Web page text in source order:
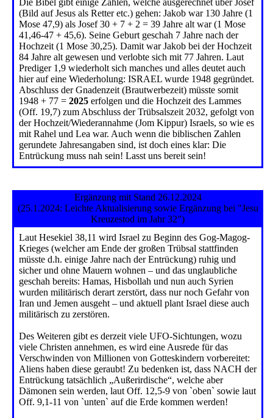
Die Bibel gibt einige Zahlen, welche ausgerechnet über Josef
(Bild auf Jesus als Retter etc.) gehen: Jakob war 130 Jahre (1
Mose 47,9) als Josef 30 + 7 + 2 = 39 Jahre alt war (1 Mose
41,46-47 + 45,6). Seine Geburt geschah 7 Jahre nach der
Hochzeit (1 Mose 30,25). Damit war Jakob bei der Hochzeit
84 Jahre alt gewesen und verlobte sich mit 77 Jahren. Laut
Prediger 1,9 wiederholt sich manches und alles deutet auch
hier auf eine Wiederholung: ISRAEL wurde 1948 gegründet.
Abschluss der Gnadenzeit (Brautwerbezeit) müsste somit
1948 + 77 = 2025 erfolgen und die Hochzeit des Lammes
(Off. 19,7) zum Abschluss der Trübsalszeit 2032, gefolgt von
der Hochzeit/Wiederannahme (Jom Kippur) Israels, so wie es
mit Rahel und Lea war. Auch wenn die biblischen Zahlen
gerundete Jahresangaben sind, ist doch eines klar: Die
Entrückung muss nah sein! Lasst uns bereit sein!
Ergänzung mit Stand 26.12.2024
(25.1.2024: Leichte Aktualisierung sowie Ergänzung bei "Jesu
Kreuzestod im Jahr 32")
Laut Hesekiel 38,11 wird Israel zu Beginn des Gog-Magog-
Krieges (welcher am Ende der großen Trübsal stattfinden
müsste d.h. einige Jahre nach der Entrückung) ruhig und
sicher und ohne Mauern wohnen – und das unglaubliche
geschah bereits: Hamas, Hisbollah und nun auch Syrien
wurden militärisch derart zerstört, dass nur noch Gefahr von
Iran und Jemen ausgeht – und aktuell plant Israel diese auch
militärisch zu zerstören.
Des Weiteren gibt es derzeit viele UFO-Sichtungen, wozu
viele Christen annehmen, es wird eine Ausrede für das
Verschwinden von Millionen von Gotteskindern vorbereitet:
Aliens haben diese geraubt! Zu bedenken ist, dass NACH der
Entrückung tatsächlich „Außerirdische“, welche aber
Dämonen sein werden, laut Off. 12,5-9 von `oben` sowie laut
Off. 9,1-11 von `unten` auf die Erde kommen werden!